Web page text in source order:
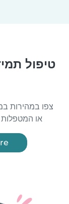
טיפול
צפו במהירות
או